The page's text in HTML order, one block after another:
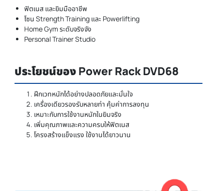
ฟิตเนส และยิมมืออาชีพ
โซน Strength Training และ Powerlifting
Home Gym ระดับจริงจัง
Personal Trainer Studio
ประโยชน์ของ Power Rack DVD68
ฝึกเวทหนักได้อย่างปลอดภัยและมั่นใจ
เครื่องเดียวรองรับหลายท่า คุ้มค่าการลงทุน
เหมาะกับการใช้งานหนักในยิมจริง
เพิ่มคุณภาพและความครบให้ฟิตเนส
โครงสร้างแข็งแรง ใช้งานได้ยาวนาน